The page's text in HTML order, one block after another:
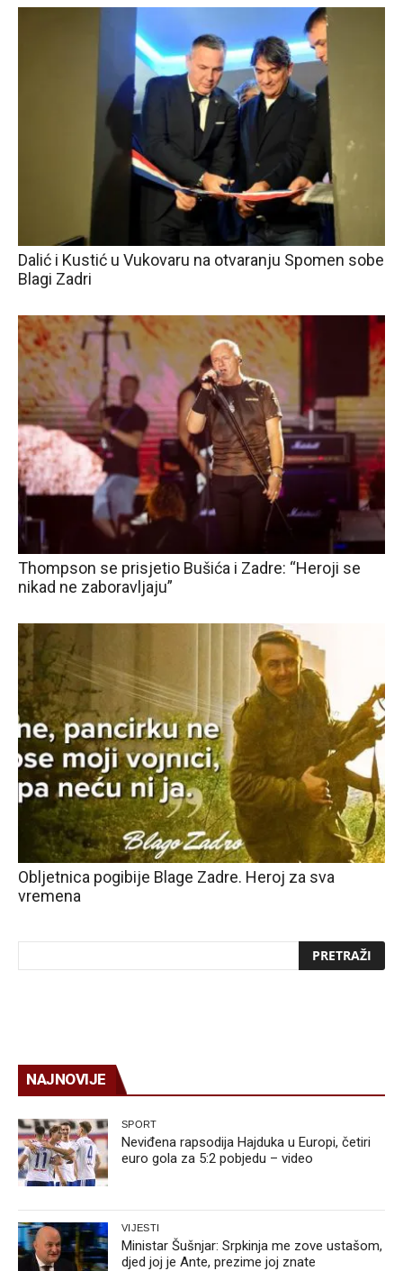
Dalić i Kustić u Vukovaru na otvaranju Spomen sobe
Blagi Zadri
Thompson se prisjetio Bušića i Zadre: “Heroji se
nikad ne zaboravljaju”
Obljetnica pogibije Blage Zadre. Heroj za sva
vremena
NAJNOVIJE
SPORT
Neviđena rapsodija Hajduka u Europi, četiri
euro gola za 5:2 pobjedu – video
VIJESTI
Ministar Šušnjar: Srpkinja me zove ustašom,
djed joj je Ante, prezime joj znate